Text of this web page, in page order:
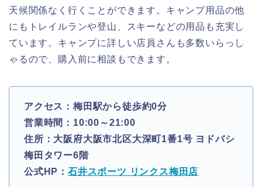
天候関係なく行くことができます。キャンプ用品の他
にもトレイルランや登山、スキーなどの用品も充実し
ています。キャンプに詳しい店員さんも多数いらっし
ゃるので、購入前に相談もできます。
アクセス：梅田駅から徒歩約0分
営業時間：10:00～21:00
住所：大阪府大阪市北区大深町1番1号 ヨドバシ
梅田タワー6階
公式HP： 石井スポーツ リンクス梅田店